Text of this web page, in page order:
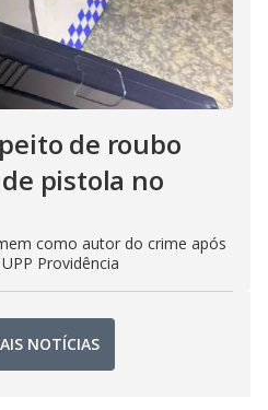
de roubo
pistola no
como autor do crime após
Providência
NOTÍCIAS